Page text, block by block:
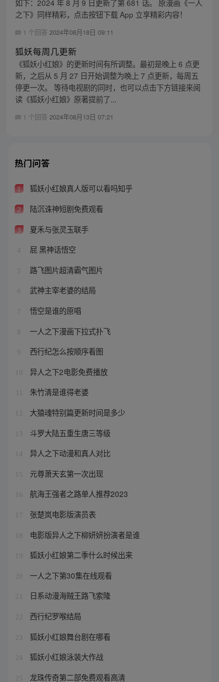
如下：2024 年 8 月 9 日更新了第 681 话。 原漫画《一人
之下》同样精彩，点击按钮下载 App 立享精彩内容！
1 个回答 2024年08月18日 09:11
狐妖每周几更新
《狐妖小红娘》的更新时间有所调整。最初是晚上 6 点更
新，之后从 5 月 27 日开始调整为晚上 7 点更新，每周五
停更一次。 等待电视剧的同时，也可以点击下方链接来阅
读《狐妖小红娘》原著提前了...
1 个回答 2024年08月13日 07:21
热门问答
1 狐妖小红娘真人版可以看吗知乎
2 陆沉诛神短剧免费观看
3 夏禾与张灵玉联手
4 屁 黑神话悟空
5 路飞图片超清霸气图片
6 武神主宰老婆的结局
7 悟空是谁的原唱
8 一人之下漫画下拉式扑飞
9 西行纪怎么按顺序看图
10 异人之下2电影免费播放
朱竹清是谁得老婆
12 大猿魂特别篇更新时间是多少
13 斗罗大陆五重生唐三等级
14 异人之下动漫和真人对比
15 元尊萧天玄第一次出现
16 航海王强者之路单人推荐2023
17 张楚岚电影版演员表
18 电影版异人之下柳妍妍扮演者是谁
19 狐妖小红娘第二季什么时候出来
20 一人之下第30集在线观看
21 日系动漫海贼王路飞索隆
22 西行纪罗喉结局
23 狐妖小红娘舞台剧在哪看
24 狐妖小红娘泳装大作战
25 龙珠传奇第二部免费观看高清